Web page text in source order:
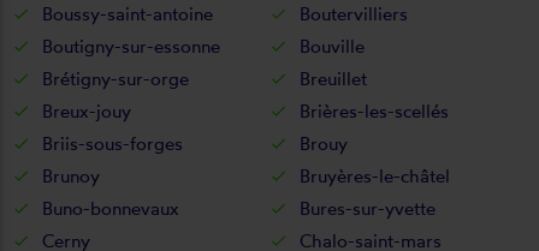
Boussy-saint-antoine
Boutervilliers
Boutigny-sur-essonne
Bouville
Brétigny-sur-orge
Breuillet
Breux-jouy
Brières-les-scellés
Briis-sous-forges
Brouy
Brunoy
Bruyères-le-châtel
Buno-bonnevaux
Bures-sur-yvette
Cerny
Chalo-saint-mars